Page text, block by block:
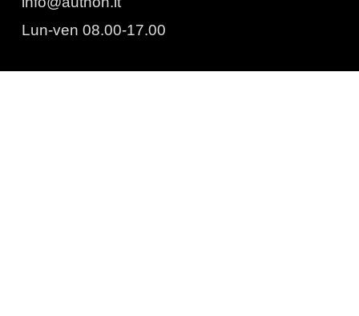
Lun-ven 08.00-17.00